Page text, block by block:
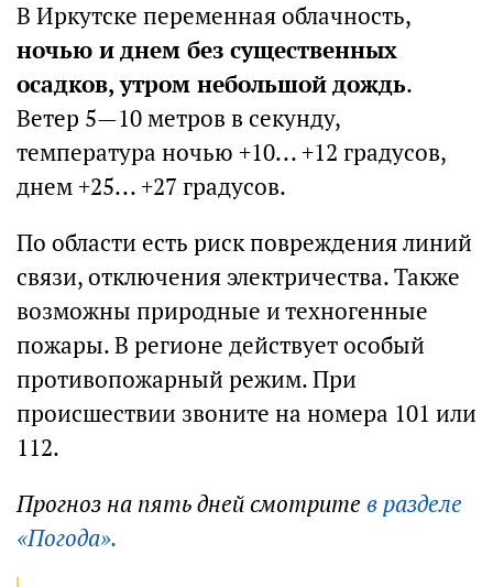
В Иркутске переменная облачность,
ночью и днем без существенных
осадков, утром небольшой дождь.
Ветер 5—10 метров в секунду,
температура ночью +10... +12 градусов,
днем +25... +27 градусов.
По области есть риск повреждения линий
связи, отключения электричества. Также
возможны природные и техногенные
пожары. В регионе действует особый
противопожарный режим. При
происшествии звоните на номера 101 или
112.
Прогноз на пять дней смотрите в разделе
«Погода».